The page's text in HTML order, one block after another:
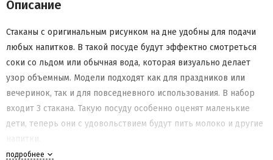
Описание
Стаканы с оригинальным рисунком на дне удобны для подачи
любых напитков. В такой посуде будут эффектно смотреться
соки со льдом или обычная вода, которая визуально делает
узор объемным. Модели подходят как для праздников или
вечеринок, так и для повседневного использования. В набор
входит 3 стакана. Такую посуду особенно оценят маленькие
дети, теперь они с удовольствием будут пить молоко и другие
подробнее